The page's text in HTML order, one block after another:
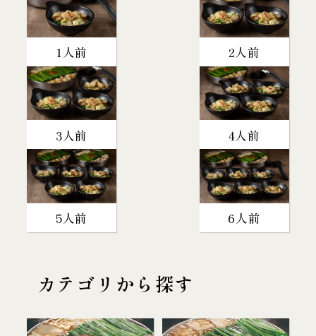
1人前 2人前
3人前 4人前
5人前 6人前
カテゴリから探す